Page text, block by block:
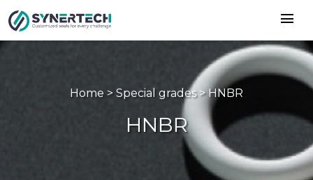
menu
Home > Special grades > HNBR
HNBR